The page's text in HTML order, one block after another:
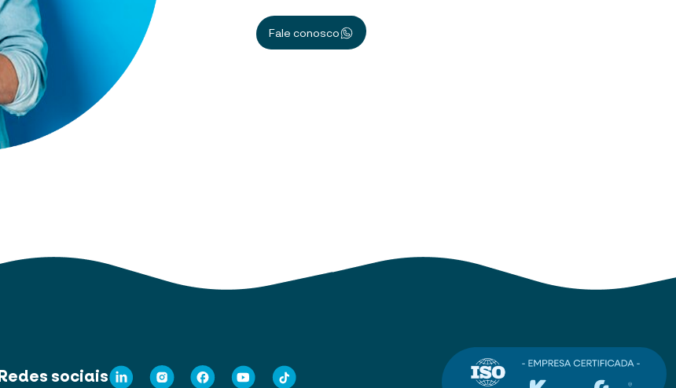
Fale conosco
Redes sociais